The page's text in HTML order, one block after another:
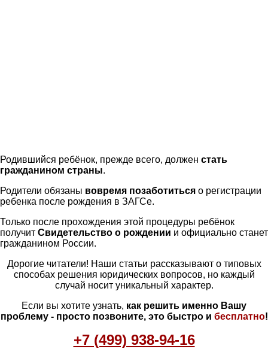
Родившийся ребёнок, прежде всего, должен стать
гражданином страны.
Родители обязаны вовремя позаботиться о регистрации
ребенка после рождения в ЗАГСе.
Только после прохождения этой процедуры ребёнок
получит Свидетельство о рождении и официально станет
гражданином России.
Дорогие читатели! Наши статьи рассказывают о типовых
способах решения юридических вопросов, но каждый
случай носит уникальный характер.
Если вы хотите узнать, как решить именно Вашу
проблему - просто позвоните, это быстро и бесплатно!
+7 (499) 938-94-16